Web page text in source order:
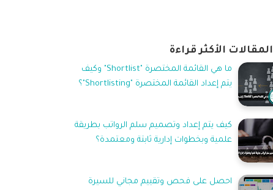
المقالات الأكثر قراءة
ما هي القائمة المختصرة "Shortlist" وكيف
يتم إعداد القائمة المختصرة "Shortlisting"؟
كيف يتم إعداد وتصميم سلم الرواتب بطريقة
علمية وبخطوات إدارية ثابتة ومعتمدة؟
احصل على فحص وتقييم مجاني للسيرة